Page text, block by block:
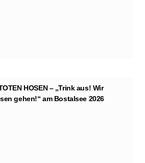
HOSEN – „Trink aus! Wir
gehen!“ am Bostalsee 2026